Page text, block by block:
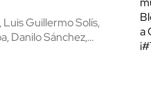
Guillermo Solís,
Danilo Sánchez,…
a